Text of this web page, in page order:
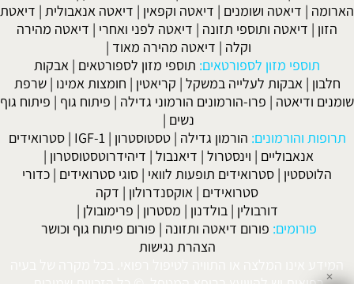
הארומה | דיאטה ושומנים | דיאטה וקפאין | דיאטה אנאבולית | דיאטת
הזון | דיאטה ותוספי תזונה | דיאטה לפני ואחרי | דיאטה מהירה
וקלה | דיאטה מהירה מאוד |
תוספי מזון לספורטאים: תוספי מזון לספורטאים | אבקות
חלבון | אבקות לעלייה במשקל | קריאטין | חומצות אמינו |שרפת
שומנים ודיאטה | פרו-הורמונים הורמוני גדילה | פיתוח גוף | פיתוח גוף
נשים |
תרופות והורמונים: הורמון גדילה |טסטוסטרון |
IGF-1
|סטרואידים
אנאבוליים | וינסטרול | דיאנבול | דיהידרוטסטוסטרון |
הלוטסטין | סטרואידים תופעות לוואי | סוגי סטרואידים | כדורי
סטרואידים | אוקסנדרולון | דקה
דורבולין | בולדנון | מסטרון | פרימובולן |
פורומים: פורום דיאטה ותזונה | פורום פיתוח גוף וכושר
הצהרת נגישות
המידע אינו המלצה או התוויה לטיפול רפואי. בכל מקרה של בעיה
✕